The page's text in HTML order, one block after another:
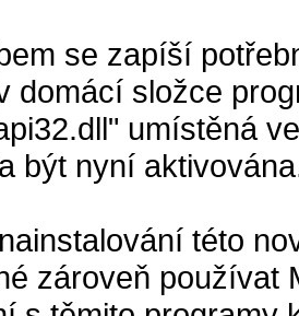
se zapíší
domácí složce
umístěná
být nyní
této
zároveň používat